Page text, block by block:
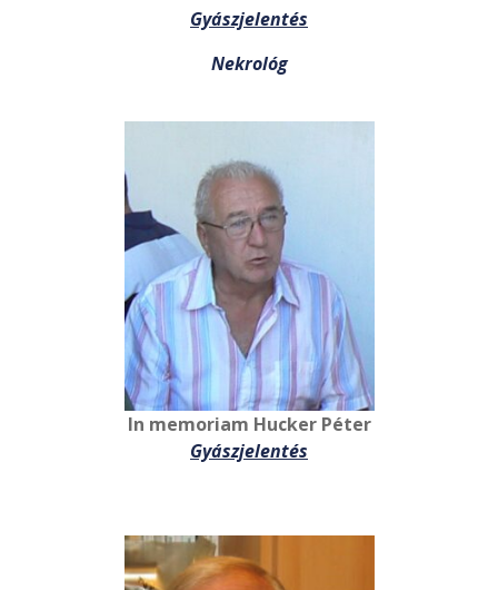
Gyászjelentés
Nekrológ
In memoriam Hucker Péter
Gyászjelentés